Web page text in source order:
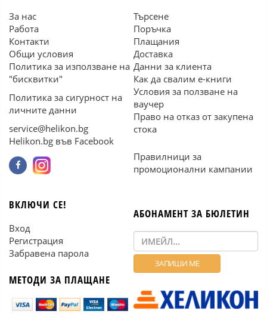
За нас
Работа
Контакти
Общи условия
Политика за използване на
"бисквитки"
Политика за сигурност на
личните данни
service@helikon.bg
Helikon.bg във Facebook
Търсене
Поръчка
Плащания
Доставка
Данни за клиента
Как да свалим е-книги
Условия за ползване на
ваучер
Право на отказ от закупена
стока
Правилници за
промоционални кампании
ВКЛЮЧИ СЕ!
Вход
Регистрация
Забравена парола
МЕТОДИ ЗА ПЛАЩАНЕ
АБОНАМЕНТ ЗА БЮЛЕТИН